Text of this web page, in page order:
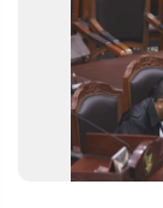
RESOLUSI